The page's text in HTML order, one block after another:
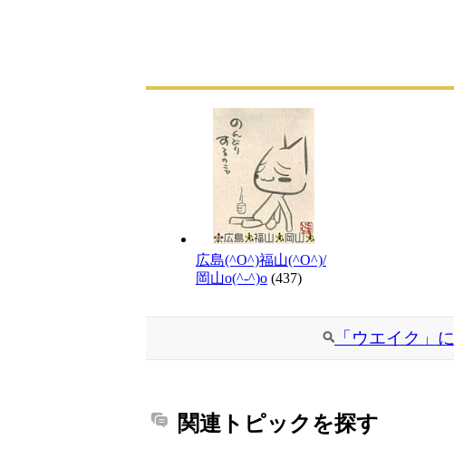
広島(^O^)福山(^O^)/
岡山o(^-^)o (437)
「ウエイク」
関連トピックを探す